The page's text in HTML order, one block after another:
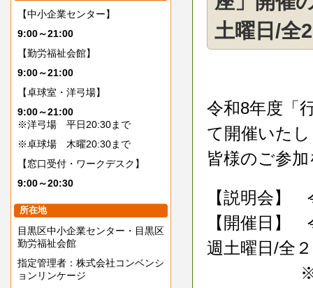
【中小企業センター】
9:00～21:00
【勤労福祉会館】
9:00～21:00
【卓球室・洋弓場】
9:00～21:00
※洋弓場 平日20:30まで
※卓球場 木曜20:30まで
【窓口受付・ワークデスク】
9:00～20:30
所在地
目黒区中小企業センター・目黒区
勤労福祉会館
指定管理者：株式会社コンベンシ
ョンリンケージ
土曜日/全
令和8年度「
て開催いた
皆様のご参
【説明会】
【開催日】
週土曜日/全
※但し、5